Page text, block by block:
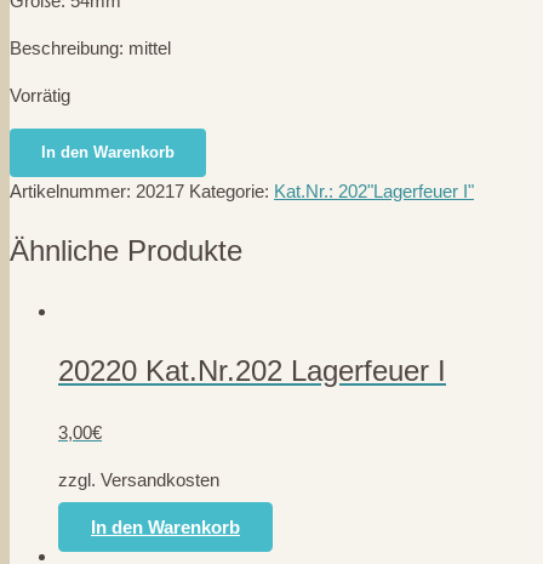
Beschreibung: mittel
Vorrätig
20217
Kat.Nr.202
Lagerfeuer
Menge
In den Warenkorb
Artikelnummer: 20217 Kategorie: Kat.Nr.: 202"Lagerfeuer I"
Ähnliche Produkte
20220 Kat.Nr.202 Lagerfeuer I
3,00€
zzgl. Versandkosten
In den Warenkorb